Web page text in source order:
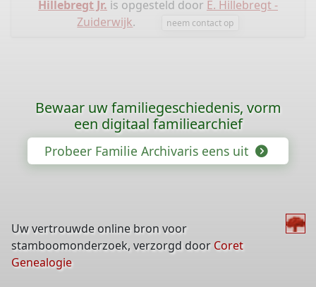
Hillebregt Jr. is opgesteld door E. Hillebregt -
Zuiderwijk. neem contact op
Bewaar uw familiegeschiedenis, vorm
een digitaal familiearchief
Probeer Familie Archivaris eens uit
Uw vertrouwde online bron voor
stamboomonderzoek, verzorgd door Coret
Genealogie